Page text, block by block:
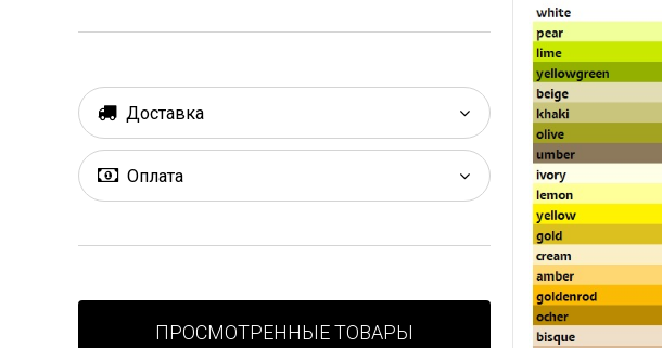
Доставка
Оплата
ПРОСМОТРЕННЫЕ ТОВАРЫ